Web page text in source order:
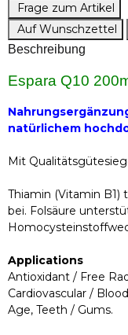
Frage zum Artikel
Auf Wunschzettel
Beschreibung
Espara Q10
natürlichem
Mit
Thiamin (Vitamin
bei. Folsäure
Applications
Antioxidant / Free
Cardiovascular /
Age, Teeth / Gums.